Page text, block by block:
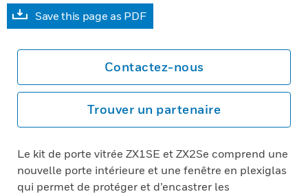
Save this page as PDF
Contactez-nous
Trouver un partenaire
Le kit de porte vitrée ZX1SE et ZX2Se comprend une
nouvelle porte intérieure et une fenêtre en plexiglas
qui permet de protéger et d’encastrer les